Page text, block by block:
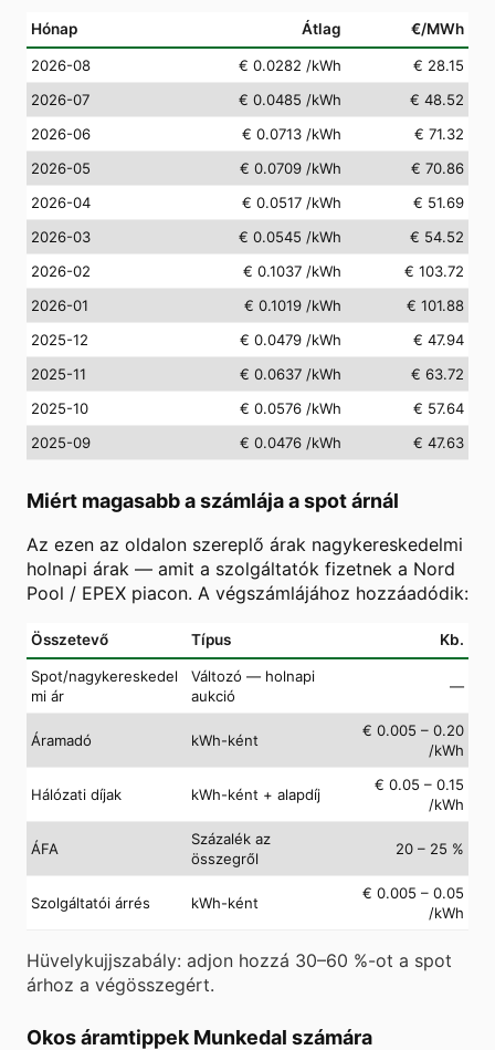
Hónap Átlag €/MWh
2026-08 € 0.0282 /kWh
€ 28.15
2026-07
€ 0.0485 /kWh
€ 48.52
2026-06
€ 0.0713 /kWh
€ 71.32
2026-05
€ 0.0709 /kWh
€ 70.86
2026-04
€ 0.0517 /kWh
€ 51.69
2026-03
€ 0.0545 /kWh
€ 54.52
2026-02
€ 0.1037 /kWh
€ 103.72
2026-01
€ 0.1019 /kWh
€ 101.88
2025-12
€ 0.0479 /kWh
€ 47.94
2025-11
€ 0.0637 /kWh
€ 63.72
2025-10
€ 0.0576 /kWh
€ 57.64
2025-09
€ 0.0476 /kWh € 47.63
Miért magasabb a számlája a spot árnál
Az ezen az oldalon szereplő árak nagykereskedelmi
holnapi árak — amit a szolgáltatók fizetnek a Nord
Pool / EPEX piacon. A végszámlájához hozzáadódik:
Összetevő Típus Kb.
Spot/nagykereskedel
mi ár
Változó — holnapi
aukció
—
Áramadó kWh-ként
€ 0.005 – 0.20
/kWh
Hálózati díjak kWh-ként + alapdíj
€ 0.05 – 0.15
/kWh
ÁFA
Százalék az
összegről
20 – 25 %
Szolgáltatói árrés kWh-ként
€ 0.005 – 0.05
/kWh
Hüvelykujjszabály: adjon hozzá 30–60 %-ot a spot
árhoz a végösszegért.
Okos áramtippek Munkedal számára